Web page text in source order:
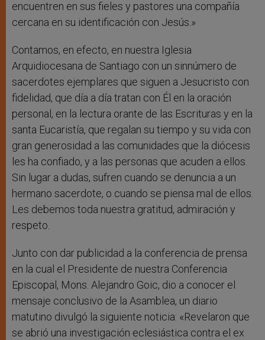
encuentren en sus fieles y pastores una compañía
cercana en su identificación con Jesús.»
Contamos, en efecto, en nuestra Iglesia
Arquidiocesana de Santiago con un sinnúmero de
sacerdotes ejemplares que siguen a Jesucristo con
fidelidad, que día a día tratan con Él en la oración
personal, en la lectura orante de las Escrituras y en la
santa Eucaristía, que regalan su tiempo y su vida con
gran generosidad a las comunidades que la diócesis
les ha confiado, y a las personas que acuden a ellos.
Sin lugar a dudas, sufren cuando se denuncia a un
hermano sacerdote, o cuando se piensa mal de ellos.
Les debemos toda nuestra gratitud, admiración y
respeto.
Junto con dar publicidad a la conferencia de prensa
en la cual el Presidente de nuestra Conferencia
Episcopal, Mons. Alejandro Goic, dio a conocer el
mensaje conclusivo de la Asamblea, un diario
matutino divulgó la siguiente noticia: «Revelaron que
se abrió una investigación eclesiástica contra el ex